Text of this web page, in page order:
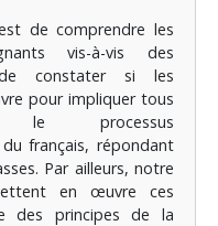
de comprendre les
vis-à-vis des
constater si les
pour impliquer tous
processus
français, répondant
Par ailleurs, notre
en œuvre ces
des principes de la